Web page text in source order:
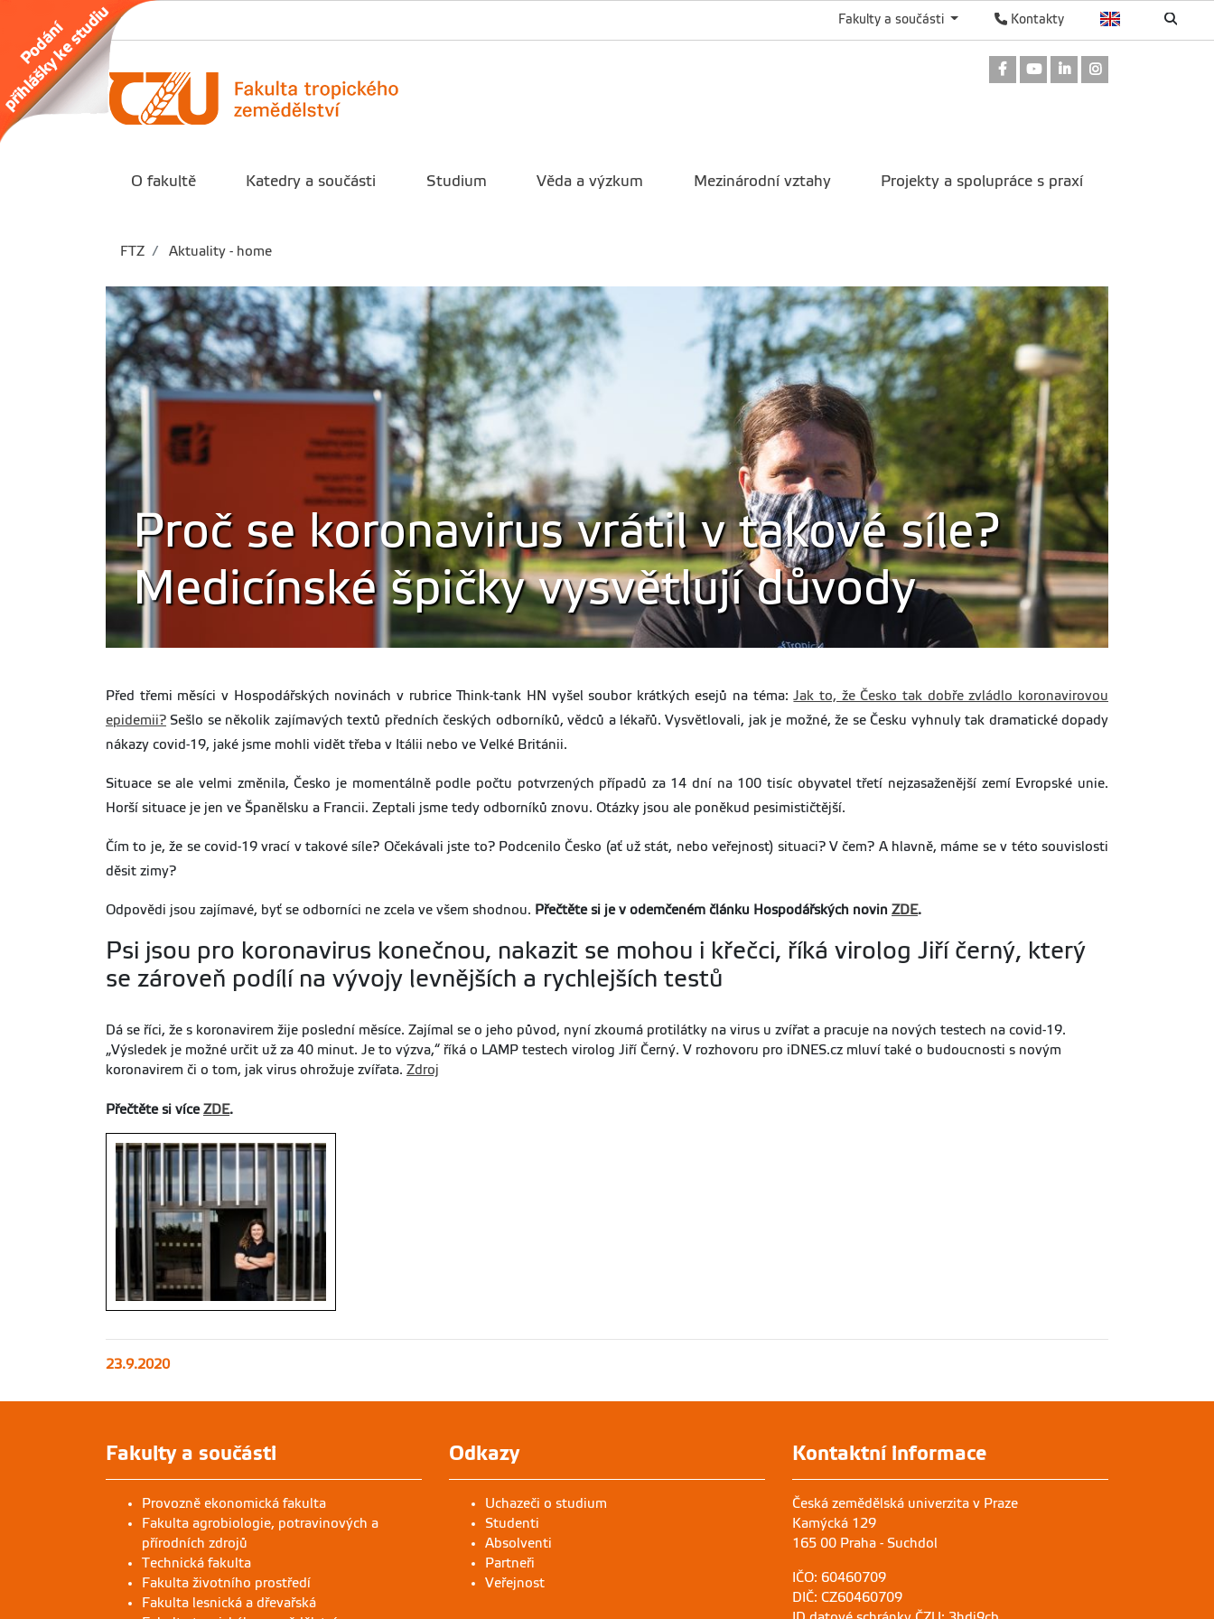
Kontakty
Fakulty a součásti
Odkaz na Facebook
Odkaz na Youtube
Odkaz na LinkedIn
O fakultě Katedry a součásti Studium Věda a výzkum Mezinárodní vztahy Projekty a spolupráce s praxí
FTZ Aktuality - home
Proč se koronavirus vrátil v takové síle?
Medicínské špičky vysvětlují důvody
Před třemi měsíci v Hospodářských novinách v rubrice Think-tank HN vyšel soubor krátkých esejů na téma:Jak to, že Česko tak dobře zvládlo koronavirovou
epidemii? Sešlo se několik zajímavých textů předních českých odborníků, vědců a lékařů. Vysvětlovali, jak je možné, že se Česku vyhnuly tak dramatické dopady
nákazy covid-19, jaké jsme mohli vidět třeba v Itálii nebo ve Velké Británii.
Situace se ale velmi změnila, Česko je momentálně podle počtu potvrzených případů za 14 dní na 100 tisíc obyvatel třetí nejzasaženější zemí Evropské unie.
Horší situace je jen ve Španělsku a Francii. Zeptali jsme tedy odborníků znovu. Otázky jsou ale poněkud pesimističtější.
Čím to je, že se covid-19 vrací v takové síle? Očekávali jste to? Podcenilo Česko (ať už stát, nebo veřejnost) situaci? V čem? A hlavně, máme se v této souvislosti
děsit zimy?
Odpovědi jsou zajímavé, byť se odborníci ne zcela ve všem shodnou. Přečtěte si je v odemčeném článku Hospodářských novin ZDE.
Psi jsou pro koronavirus konečnou, nakazit se mohou i křečci, říká virolog Jiří černý, který
se zároveň podílí na vývojy levnějších a rychlejších testů
Dá se říci, že s koronavirem žije poslední měsíce. Zajímal se o jeho původ, nyní zkoumá protilátky na virus u zvířat a pracuje na nových testech na covid-19.
„Výsledek je možné určit už za 40 minut. Je to výzva,“ říká o LAMP testech virolog Jiří Černý. V rozhovoru pro iDNES.cz mluví také o budoucnosti s novým
koronavirem či o tom, jak virus ohrožuje zvířata. Zdroj
Přečtěte si víceZDE.
Materna, MAFRA Zdroj:
jiri-cerny-koronavirus-ceska-zemedelska-
23.9.2020
Fakulty a součásti
Provozně ekonomická fakulta
Fakulta agrobiologie, potravinových a
přírodních zdrojů
Technická fakulta
Fakulta životního prostředí
Fakulta lesnická a dřevařská
Odkazy
Uchazeči o studium
Studenti
Absolventi
Partneři
Veřejnost
Kontaktní informace
Česká zemědělská univerzita v Praze
Kamýcká 129
165 00 Praha - Suchdol
IČO: 60460709
DIČ: CZ60460709